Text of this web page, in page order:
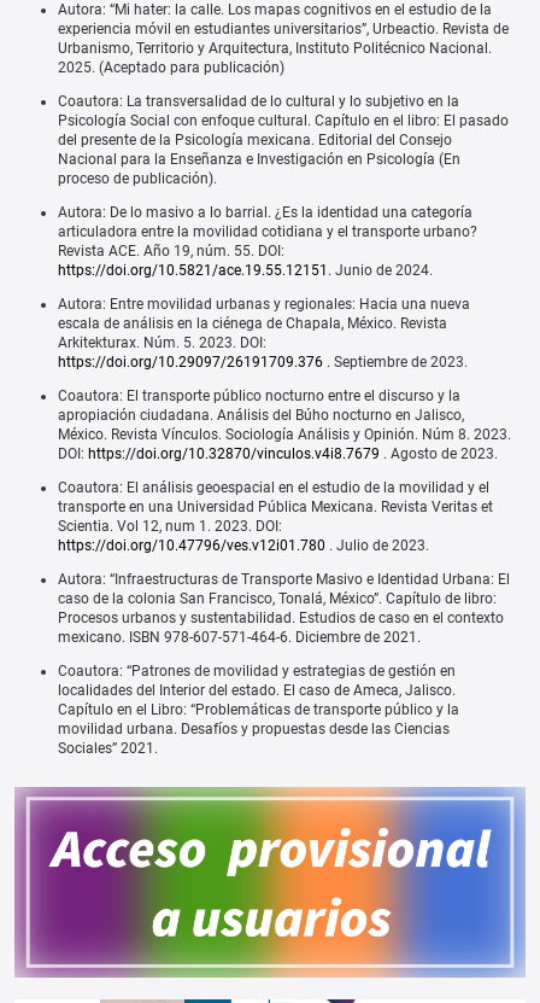
Autora: “Mi hater: la calle. Los mapas cognitivos en el estudio de la
experiencia móvil en estudiantes universitarios”, Urbeactio. Revista de
Urbanismo, Territorio y Arquitectura, Instituto Politécnico Nacional.
2025. (Aceptado para publicación)
Coautora: La transversalidad de lo cultural y lo subjetivo en la
Psicología Social con enfoque cultural. Capítulo en el libro: El pasado
del presente de la Psicología mexicana. Editorial del Consejo
Nacional para la Enseñanza e Investigación en Psicología (En
proceso de publicación).
Autora: De lo masivo a lo barrial. ¿Es la identidad una categoría
articuladora entre la movilidad cotidiana y el transporte urbano?
Revista ACE. Año 19, núm. 55. DOI:
https://doi.org/10.5821/ace.19.55.12151 . Junio de 2024.
Autora: Entre movilidad urbanas y regionales: Hacia una nueva
escala de análisis en la ciénega de Chapala, México. Revista
Arkitekturax. Núm. 5. 2023. DOI:
https://doi.org/10.29097/26191709.376 . Septiembre de 2023.
Coautora: El transporte público nocturno entre el discurso y la
apropiación ciudadana. Análisis del Búho nocturno en Jalisco,
México. Revista Vínculos. Sociología Análisis y Opinión. Núm 8. 2023.
DOI: https://doi.org/10.32870/vinculos.v4i8.7679 . Agosto de 2023.
Coautora: El análisis geoespacial en el estudio de la movilidad y el
transporte en una Universidad Pública Mexicana. Revista Veritas et
Scientia. Vol 12, num 1. 2023. DOI:
https://doi.org/10.47796/ves.v12i01.780 . Julio de 2023.
Autora: “Infraestructuras de Transporte Masivo e Identidad Urbana: El
caso de la colonia San Francisco, Tonalá, México”. Capítulo de libro:
Procesos urbanos y sustentabilidad. Estudios de caso en el contexto
mexicano. ISBN 978-607-571-464-6. Diciembre de 2021.
Coautora: “Patrones de movilidad y estrategias de gestión en
localidades del Interior del estado. El caso de Ameca, Jalisco.
Capítulo en el Libro: “Problemáticas de transporte público y la
movilidad urbana. Desafíos y propuestas desde las Ciencias
Sociales” 2021.